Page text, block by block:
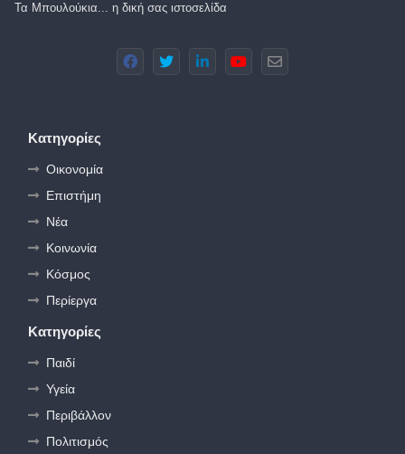
Τα Μπουλούκια... η δική σας ιστοσελίδα
Κατηγορίες
Οικονομία
Επιστήμη
Νέα
Κοινωνία
Κόσμος
Περίεργα
Κατηγορίες
Παιδί
Υγεία
Περιβάλλον
Πολιτισμός